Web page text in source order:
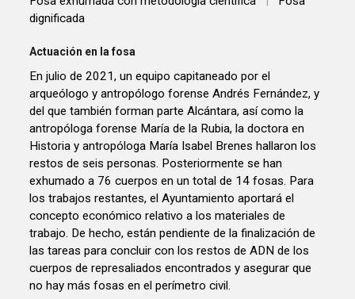
dignificada
Actuación en la fosa
En julio de 2021, un equipo capitaneado por el
arqueólogo y antropólogo forense Andrés Fernández, y
del que también forman parte Alcántara, así como la
antropóloga forense María de la Rubia, la doctora en
Historia y antropóloga María Isabel Brenes hallaron los
restos de seis personas. Posteriormente se han
exhumado a 76 cuerpos en un total de 14 fosas. Para
los trabajos restantes, el Ayuntamiento aportará el
concepto económico relativo a los materiales de
trabajo. De hecho, están pendiente de la finalización de
las tareas para concluir con los restos de ADN de los
cuerpos de represaliados encontrados y asegurar que
no hay más fosas en el perímetro civil.